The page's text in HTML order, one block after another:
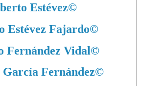
Estévez©
Estévez Fajardo©
Fernández Vidal©
Fernández©